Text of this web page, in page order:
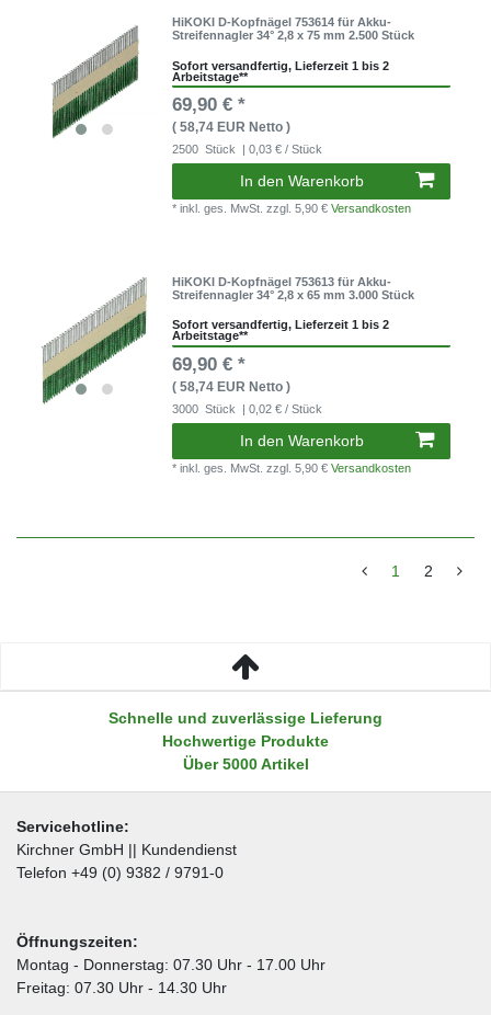
HiKOKI D-Kopfnägel 753614 für Akku-
Streifennagler 34° 2,8 x 75 mm 2.500 Stück
Sofort versandfertig, Lieferzeit 1 bis 2
Arbeitstage**
69,90 € *
( 58,74 EUR Netto )
2500 Stück | 0,03 € / Stück
In den Warenkorb
* inkl. ges. MwSt.zzgl. 5,90 €Versandkosten
HiKOKI D-Kopfnägel 753613 für Akku-
Streifennagler 34° 2,8 x 65 mm 3.000 Stück
Sofort versandfertig, Lieferzeit 1 bis 2
Arbeitstage**
69,90 € *
( 58,74 EUR Netto )
3000 Stück | 0,02 € / Stück
In den Warenkorb
* inkl. ges. MwSt.zzgl. 5,90 €Versandkosten
1 2
Schnelle und zuverlässige Lieferung
Hochwertige Produkte
Über 5000 Artikel
Servicehotline:
Kirchner GmbH || Kundendienst
Telefon +49 (0) 9382 / 9791-0
Öffnungszeiten:
Montag - Donnerstag: 07.30 Uhr - 17.00 Uhr
Freitag: 07.30 Uhr - 14.30 Uhr